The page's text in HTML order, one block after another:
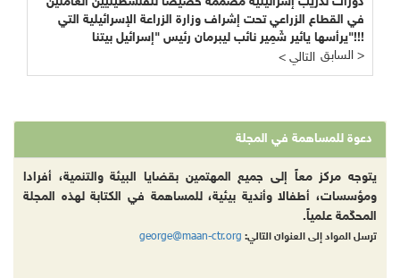
في القطاع الزراعي تحت إشراف وزارة الزراعة الإسرائيلية التي
يرأسها يائير شَمِير نائب ليبرمان رئيس "إسرائيل بيتنا"!!!
< التالي
السابق >
دعوة للمساهمة في المجلة
يتوجه مركز معاً إلى جميع المهتمين بقضايا البيئة والتنمية، أفرادا
ومؤسسات، أطفالا وأندية بيئية، للمساهمة في الكتابة لهذه المجلة
المحكّمة علمياً.
ترسل المواد إلى العنوان التالي: george@maan-ctr.org